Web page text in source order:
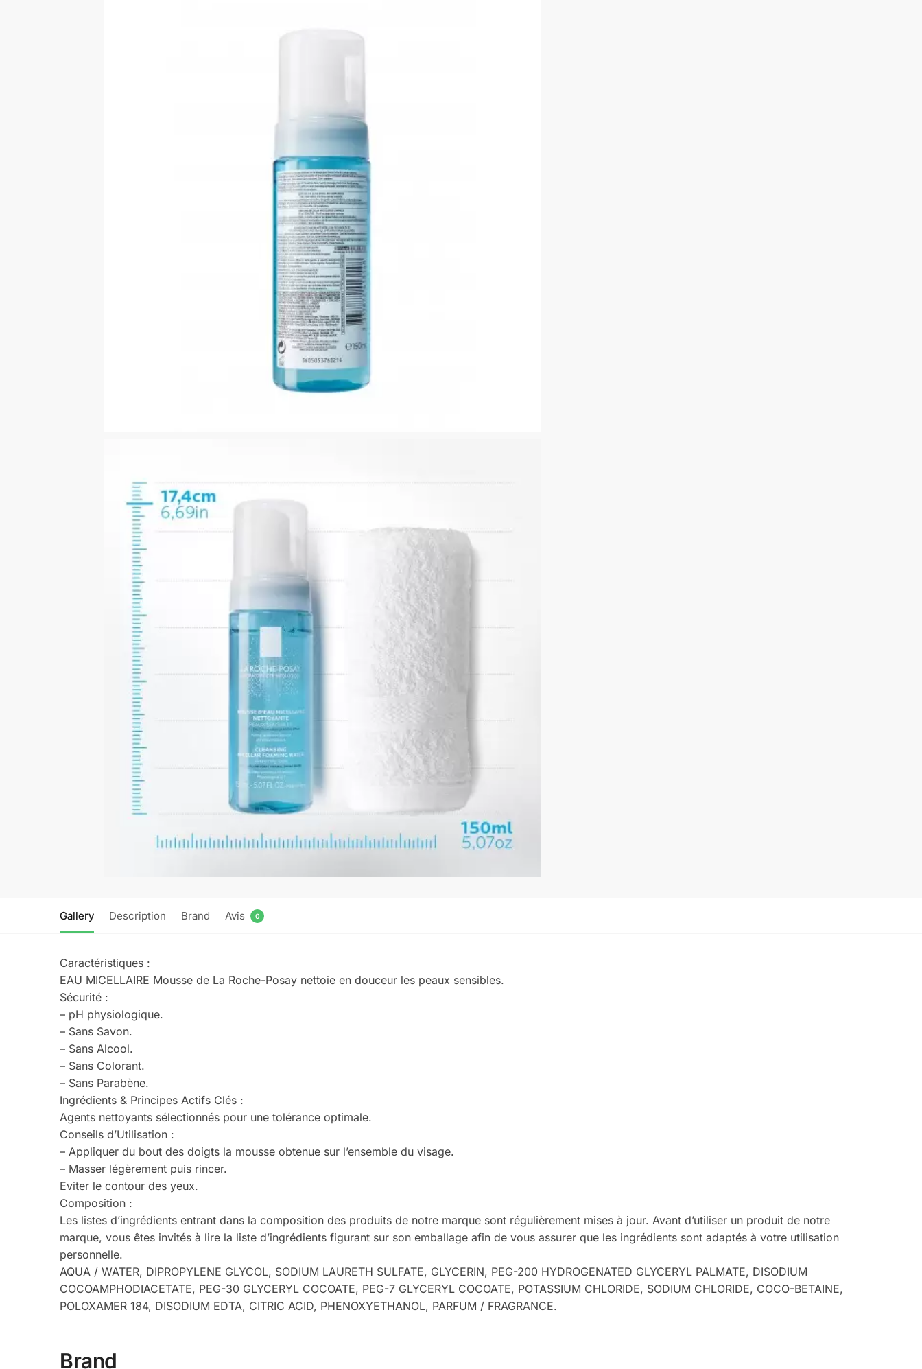
Gallery Description Brand Avis 0
Caractéristiques :
EAU MICELLAIRE Mousse de La Roche-Posay nettoie en douceur les peaux sensibles.
Sécurité :
– pH physiologique.
– Sans Savon.
– Sans Alcool.
– Sans Colorant.
– Sans Parabène.
Ingrédients & Principes Actifs Clés :
Agents nettoyants sélectionnés pour une tolérance optimale.
Conseils d’Utilisation :
– Appliquer du bout des doigts la mousse obtenue sur l’ensemble du visage.
– Masser légèrement puis rincer.
Eviter le contour des yeux.
Composition :
Les listes d’ingrédients entrant dans la composition des produits de notre marque sont régulièrement mises à jour. Avant d’utiliser un produit de notre
marque, vous êtes invités à lire la liste d’ingrédients figurant sur son emballage afin de vous assurer que les ingrédients sont adaptés à votre utilisation
personnelle.
AQUA / WATER, DIPROPYLENE GLYCOL, SODIUM LAURETH SULFATE, GLYCERIN, PEG-200 HYDROGENATED GLYCERYL PALMATE, DISODIUM
COCOAMPHODIACETATE, PEG-30 GLYCERYL COCOATE, PEG-7 GLYCERYL COCOATE, POTASSIUM CHLORIDE, SODIUM CHLORIDE, COCO-BETAINE,
POLOXAMER 184, DISODIUM EDTA, CITRIC ACID, PHENOXYETHANOL, PARFUM / FRAGRANCE.
Brand